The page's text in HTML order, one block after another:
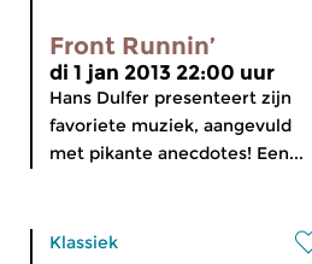
Front Runnin’
di 1 jan 2013 22:00 uur
Hans Dulfer presenteert zijn
favoriete muziek, aangevuld
met pikante anecdotes! Een...
Klassiek